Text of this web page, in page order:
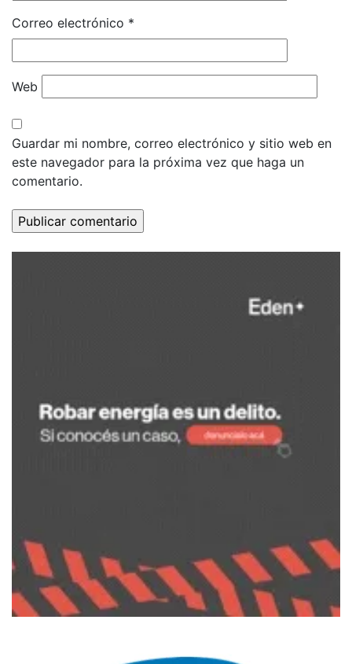
Correo electrónico *
Web
Guardar mi nombre, correo electrónico y sitio web en
este navegador para la próxima vez que haga un
comentario.